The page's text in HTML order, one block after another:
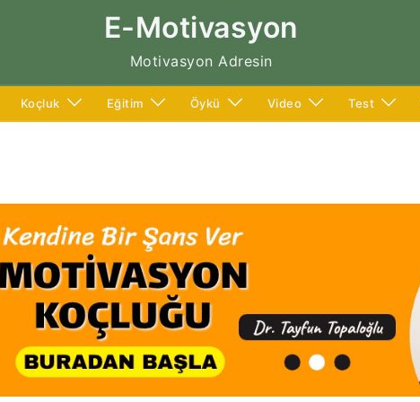
E-Motivasyon
Motivasyon Adresin
Koçluk Eğitim Öykü Video Test